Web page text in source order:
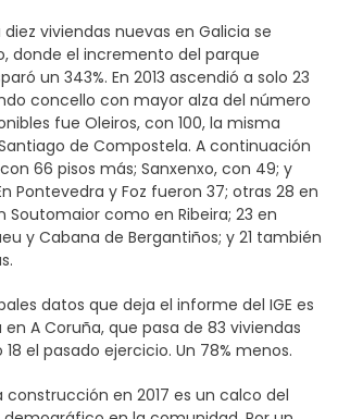
viviendas nuevas en Galicia se
donde el incremento del parque
un 343%. En 2013 ascendió a solo 23
concello con mayor alza del número
fue Oleiros, con 100, la misma
de Compostela. A continuación
66 pisos más; Sanxenxo, con 49; y
Pontevedra y Foz fueron 37; otras 28 en
Soutomaior como en Ribeira; 23 en
y Cabana de Bergantiños; y 21 también
datos que deja el informe del IGE es
A Coruña, que pasa de 83 viviendas
18 el pasado ejercicio. Un 78% menos.
construcción en 2017 es un calco del